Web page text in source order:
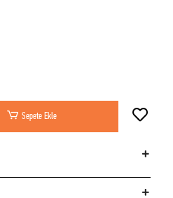
Sepete Ekle